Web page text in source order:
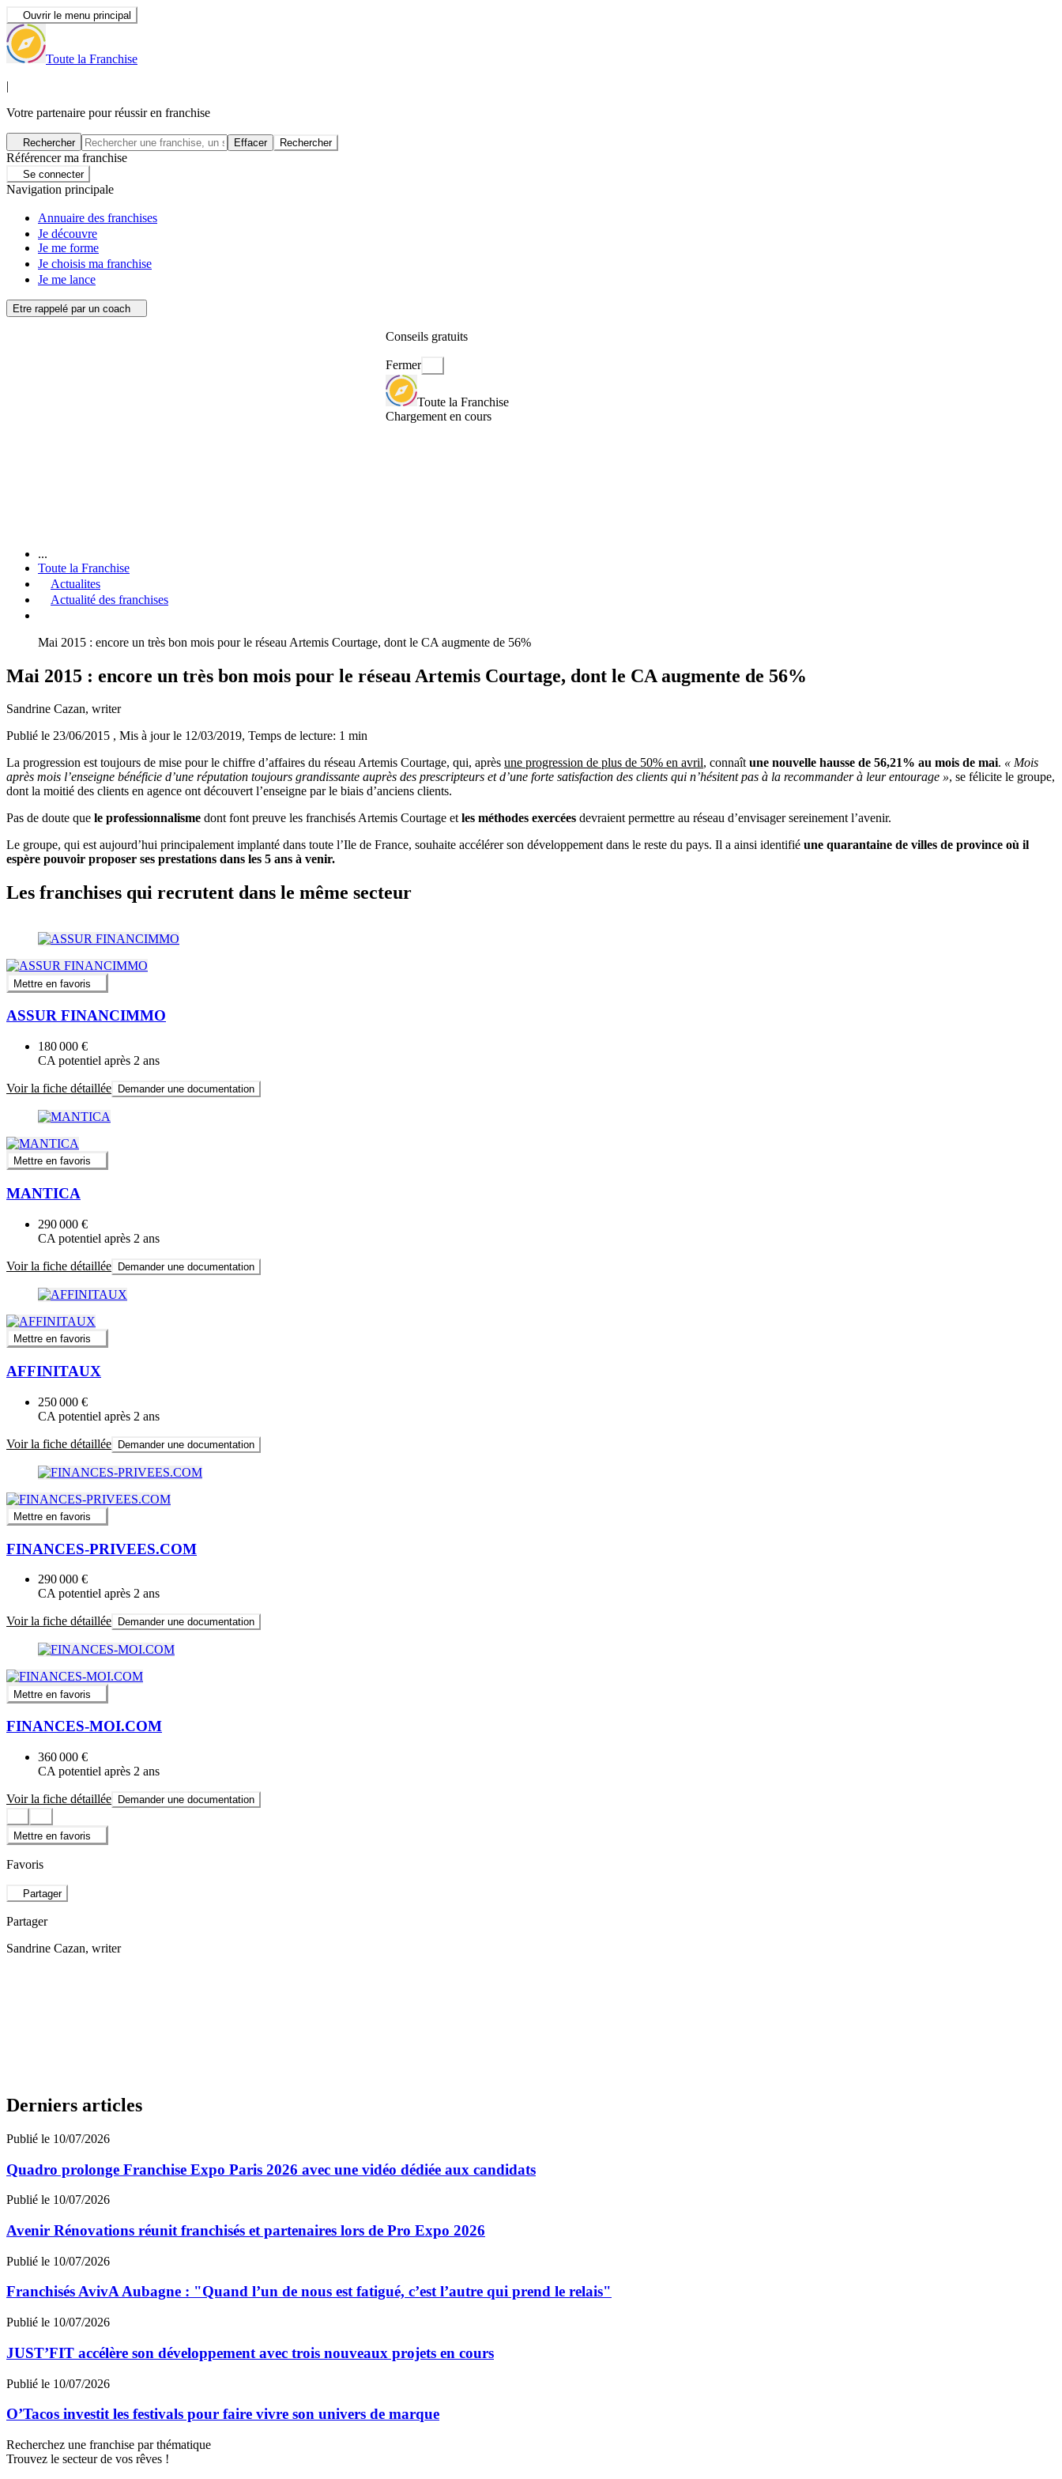
Ouvrir le menu principal
Toute la Franchise
|
Votre partenaire pour réussir en franchise
Rechercher Effacer Rechercher
Référencer ma franchise
Se connecter
Navigation principale
Annuaire des franchises
Je découvre
Je me forme
Je choisis ma franchise
Je me lance
Etre rappelé par un coach
Conseils gratuits
Fermer
Toute la Franchise
Chargement en cours
...
Toute la Franchise
Actualites
Actualité des franchises
Mai 2015 : encore un très bon mois pour le réseau Artemis Courtage, dont le CA augmente de 56%
Mai 2015 : encore un très bon mois pour le réseau Artemis Courtage, dont le CA augmente de 56%
Sandrine Cazan, writer
Publié le 23/06/2015 , Mis à jour le 12/03/2019, Temps de lecture: 1 min
La progression est toujours de mise pour le chiffre d’affaires du réseau Artemis Courtage, qui, après une progression de plus de 50% en avril, connaîtune nouvelle hausse de 56,21% au mois de mai. « Mois
après mois l’enseigne bénéficie d’une réputation toujours grandissante auprès des prescripteurs et d’une forte satisfaction des clients qui n’hésitent pas à la recommander à leur entourage », se félicite le groupe,
dont la moitié des clients en agence ont découvert l’enseigne par le biais d’anciens clients.
Pas de doute que le professionnalisme dont font preuve les franchisés Artemis Courtage etles méthodes exercées devraient permettre au réseau d’envisager sereinement l’avenir.
Le groupe, qui est aujourd’hui principalement implanté dans toute l’Ile de France, souhaite accélérer son développement dans le reste du pays. Il a ainsi identifié une quarantaine de villes de province où il
espère pouvoir proposer ses prestations dans les 5 ans à venir.
Les franchises qui recrutent dans le même secteur
Mettre en favoris
ASSUR FINANCIMMO
180 000 €
CA potentiel après 2 ans
Voir la fiche détaillée Demander une documentation
Mettre en favoris
MANTICA
290 000 €
CA potentiel après 2 ans
Voir la fiche détaillée Demander une documentation
Mettre en favoris
AFFINITAUX
250 000 €
CA potentiel après 2 ans
Voir la fiche détaillée Demander une documentation
Mettre en favoris
FINANCES-PRIVEES.COM
290 000 €
CA potentiel après 2 ans
Voir la fiche détaillée Demander une documentation
Mettre en favoris
FINANCES-MOI.COM
360 000 €
CA potentiel après 2 ans
Voir la fiche détaillée Demander une documentation
Mettre en favoris
Favoris
Partager
Partager
Sandrine Cazan, writer
Derniers articles
Publié le 10/07/2026
Quadro prolonge Franchise Expo Paris 2026 avec une vidéo dédiée aux candidats
Publié le 10/07/2026
Avenir Rénovations réunit franchisés et partenaires lors de Pro Expo 2026
Publié le 10/07/2026
Franchisés AvivA Aubagne : "Quand l’un de nous est fatigué, c’est l’autre qui prend le relais"
Publié le 10/07/2026
JUST’FIT accélère son développement avec trois nouveaux projets en cours
Publié le 10/07/2026
O’Tacos investit les festivals pour faire vivre son univers de marque
Recherchez une franchise par thématique
Trouvez le secteur de vos rêves !